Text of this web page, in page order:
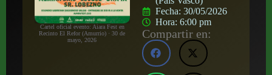
Cartel oficial evento: Aiara Fest en
Recinto El Refor (Amurrio) · 30 de
mayo, 2026
Fecha:30/05/2026
Hora:6:00 pm
Compartir en: